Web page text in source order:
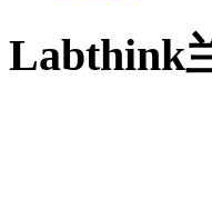
Labthink